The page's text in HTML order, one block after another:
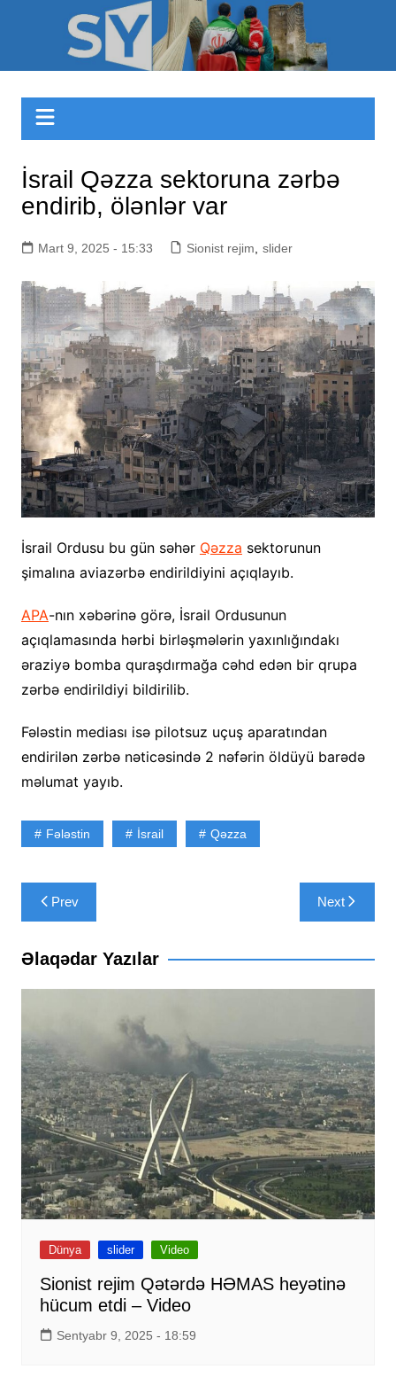
Sizinyol.org
İsrail Qəzza sektoruna zərbə
endirib, ölənlər var
Mart 9, 2025 - 15:33 Sionist rejim slider
İsrail Ordusu bu gün səhər Qəzza sektorunun
şimalına aviazərbə endirildiyini açıqlayıb.
APA-nın xəbərinə görə, İsrail Ordusunun
açıqlamasında hərbi birləşmələrin yaxınlığındakı
əraziyə bomba quraşdırmağa cəhd edən bir qrupa
zərbə endirildiyi bildirilib.
Fələstin mediası isə pilotsuz uçuş aparatından
endirilən zərbə nəticəsində 2 nəfərin öldüyü barədə
məlumat yayıb.
Fələstin İsrail Qəzza
Yazı
naviqasiyası
Prev Next
Əlaqədar Yazılar
Dünya slider Video
Sionist rejim Qətərdə HƏMAS heyətinə
hücum etdi – Video
Sentyabr 9, 2025 - 18:59